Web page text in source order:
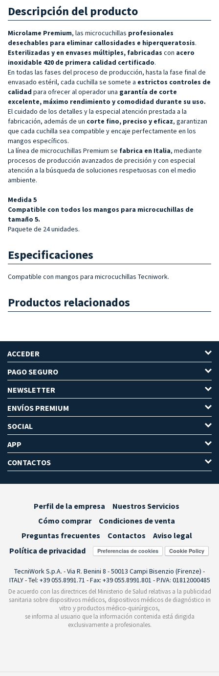
Descripción del producto
Microlame Premium, las microcuchillas profesionales
desechables para eliminar callosidades e hiperqueratosis.
Esterilizadas y en envases múltiples, fabricadas con acero
inoxidable 420 de primera calidad certificado.
En todas las fases del proceso de producción, hasta la fase final de
envasado estéril, cada cuchilla se somete a estrictos controles de
calidad para ofrecer al operador una garantía de corte
excelente, máximo rendimiento y comodidad durante su uso.
El cuidado de los detalles y la especial atención prestada a la
fabricación, además de un corte fino, preciso y eficaz, garantizan
que cada cuchilla sea compatible y encaje perfectamente en los
mangos específicos.
La línea de microcuchillas Premium se fabrica en Italia, mediante
procesos de producción avanzados de precisión y con especial
atención a la búsqueda de soluciones respetuosas con el medio
ambiente.
Medida 5
Compatible con todos los mangos para microcuchillas de
tamaño 5.
Paquete de 24 unidades.
Especificaciones
Compatible con mangos para microcuchillas Tecniwork.
Productos relacionados
ACCEDER
PAGO SEGURO
NEWSLETTER
ENVÍOS PREMIUM
SOCIAL
APP
CONTACTOS
Perfil de la empresa
Nuestros Servicios
Cómo comprar
Condiciones de venta
Preguntas frecuentes
Contactos
Aviso legal
Política de privacidad
Preferencias de cookies
TecniWork S.p.A. - Via R. Benini 8 - 50013 Campi Bisenzio (Firenze) -
ITALY - Tel: +39 055.8991.71 - Fax: +39 055.8991.801 - P.IVA: 01812000485
De acuerdo con las directrices del Ministerio de Salud relativas a la publicidad
sanitaria sobre dispositivos médicos, dispositivos médicos de diagnóstico in
vitro y productos médico-quirúrgicos,
se informa al usuario que la información contenida está dirigida
exclusivamente a profesionales.